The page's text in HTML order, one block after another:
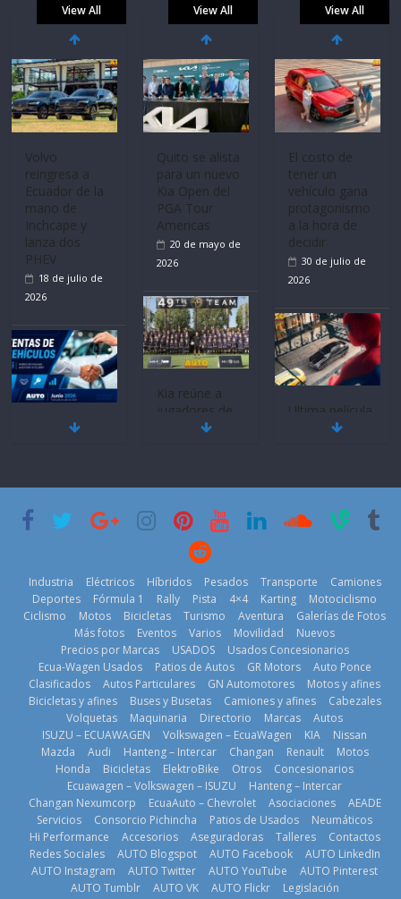
View All
Volvo
reingresa a
Ecuador de la
mano de
Inchcape y
lanza dos
PHEV
18 de julio de
2026
Mercado
semestre en la
historia
11 de julio de
BMW, Toyota,
Bosch y
prueban flota
que usa
gasolina 100%
renovable
25 de julio de
2026
View All
La FEDAK
recibe 12
Sinotruk
Bolden para
cubrir las rutas
de La Vuelta
31 de julio de
2026
Quito se alista
para un nuevo
Kia Open del
PGA Tour
Americas
20 de mayo de
Kia reúne a
jugadores de
fútbol de todo
el mundo en
‘Kia OMBC
Cup’
6 de mayo de
2026
La Vuelta al
Ecuador 2026,
edición 47ª,
recorre 7
provincias en 8
View All
El costo de
tener un
vehículo gana
protagonismo
a la hora de
decidir
30 de julio de
2026
Ultima película
‘Spider‑Man:
BMW
29 de julio de
2026
¿Qué puede
pasar con tu
vehículo si
permanece
varios días sin
usar?
3 de agosto de
2026
Industria Eléctricos Híbridos Pesados Transporte
Camiones
Deportes
Fórmula 1 Rally Pista 4×4 Karting
Motociclismo
Ciclismo
Motos Bicicletas Turismo Aventura
Galerías de Fotos
Más fotos
Eventos Varios Movilidad
Nuevos
Precios por Marcas
USADOS
Usados Concesionarios
Ecua-Wagen Usados
Patios de Autos GR Motors
Auto Ponce
Clasificados
Autos Particulares GN Automotores
Motos y afines
Bicicletas y afines
Buses y Busetas Camiones y afines
Cabezales
Volquetas
Maquinaria Directorio Marcas
Autos
ISUZU – ECUAWAGEN
Volkswagen – EcuaWagen KIA
Nissan
Mazda
Audi Hanteng – Intercar Changan Renault
Motos
Honda
Bicicletas ElektroBike Otros
Concesionarios
Ecuawagen – Volkswagen – ISUZU
Hanteng – Intercar
Changan Nexumcorp
EcuaAuto – Chevrolet Asociaciones
AEADE
Servicios
Consorcio Pichincha Patios de Usados
Neumáticos
Hi Performance
Accesorios Aseguradoras Talleres
Contactos
Redes Sociales
AUTO Blogspot AUTO Facebook
AUTO LinkedIn
AUTO Instagram
AUTO Twitter AUTO YouTube
AUTO Pinterest
AUTO Tumblr
AUTO VK AUTO Flickr Legislación